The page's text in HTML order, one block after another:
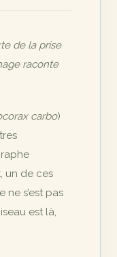
de la prise
raconte
carbo)
un de ces
ne s’est pas
est là,